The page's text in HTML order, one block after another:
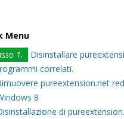
Menu
1.
Disinstallare
correlati.
pureextension.net
8
di